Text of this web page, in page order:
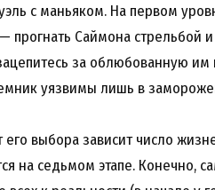
с маньяком. На первом
прогнать Саймона стрельбой
за облюбованную
уязвимы лишь в
его выбора зависит число
на седьмом этапе. Конечно,